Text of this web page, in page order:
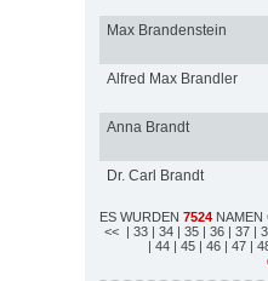
Max Brandenstein
Alfred Max Brandler
Anna Brandt
Dr. Carl Brandt
ES WURDEN 7524 NAMEN
<< | 33 | 34 | 35 | 36 | 37 |
| 44 | 45 | 46 | 47 |